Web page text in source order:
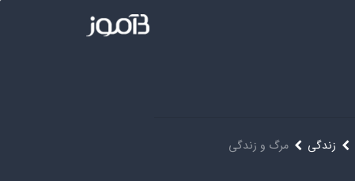
زندگی مرگ و زندگی